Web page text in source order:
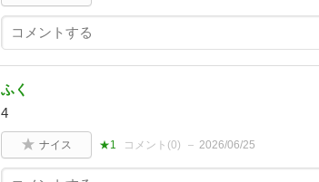
ふく
4
ナイス ★1 コメント(0) 2026/06/25